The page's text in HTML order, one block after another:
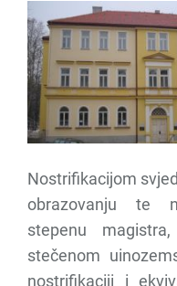
Nostrifikacijom
obrazovanju te
stepenu
stečenom
nostrifikaciji i